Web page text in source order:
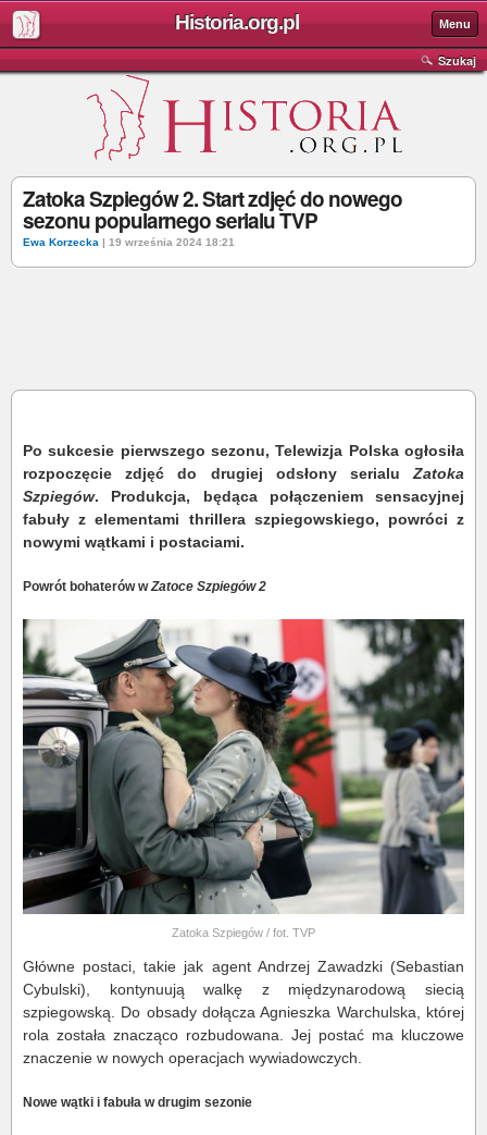
Historia.org.pl Menu
Szukaj
Zatoka Szpiegów 2. Start zdjęć do nowego
sezonu popularnego serialu TVP
Ewa Korzecka | 19 września 2024 18:21
Po sukcesie pierwszego sezonu, Telewizja Polska ogłosiła
rozpoczęcie zdjęć do drugiej odsłony serialu Zatoka
Szpiegów. Produkcja, będąca połączeniem sensacyjnej
fabuły z elementami thrillera szpiegowskiego, powróci z
nowymi wątkami i postaciami.
Powrót bohaterów wZatoce Szpiegów 2
Zatoka Szpiegów / fot. TVP
Główne postaci, takie jak agent Andrzej Zawadzki (Sebastian
Cybulski), kontynuują walkę z międzynarodową siecią
szpiegowską. Do obsady dołącza Agnieszka Warchulska, której
rola została znacząco rozbudowana. Jej postać ma kluczowe
znaczenie w nowych operacjach wywiadowczych.
Nowe wątki i fabuła w drugim sezonie